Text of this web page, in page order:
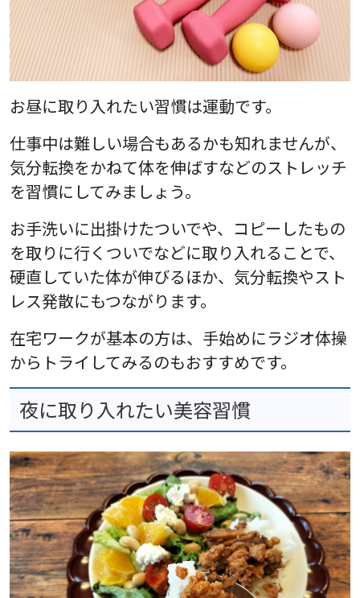
お昼に取り入れたい習慣は運動です。
仕事中は難しい場合もあるかも知れませんが、
気分転換をかねて体を伸ばすなどのストレッチ
を習慣にしてみましょう。
お手洗いに出掛けたついでや、コピーしたもの
を取りに行くついでなどに取り入れることで、
硬直していた体が伸びるほか、気分転換やスト
レス発散にもつながります。
在宅ワークが基本の方は、手始めにラジオ体操
からトライしてみるのもおすすめです。
夜に取り入れたい美容習慣